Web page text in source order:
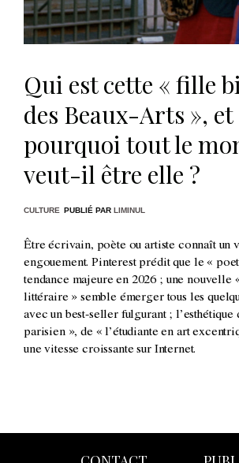
Qui est cette « fille
des Beaux-Arts », et
pourquoi tout le
veut-il être elle ?
CULTURE PUBLIÉ PAR LIMINUL
Être écrivain, poète ou artiste connaît un
engouement. Pinterest prédit que le «
tendance majeure en 2026 ; une nouvelle
littéraire » semble émerger tous les
avec un best-seller fulgurant ; l’esthétique
parisien », de « l’étudiante en art
une vitesse croissante sur Internet.